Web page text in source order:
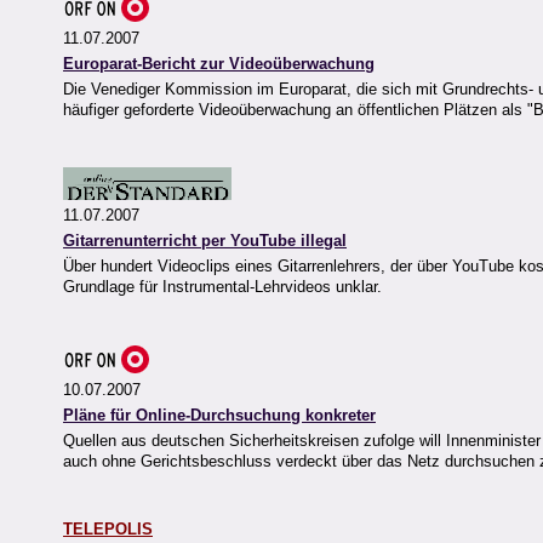
11.07.2007
Europarat-Bericht zur Videoüberwachung
Die Venediger Kommission im Europarat, die sich mit
häufiger geforderte Videoüberwachung an öffentlichen Plätzen als
11.07.2007
Gitarrenunterricht per YouTube illegal
Über hundert Videoclips eines Gitarrenlehrers, der über YouTube
Grundlage für Instrumental-Lehrvideos unklar.
10.07.2007
Pläne für Online-Durchsuchung konkreter
Quellen aus deutschen Sicherheitskreisen zufolge will
auch ohne Gerichtsbeschluss verdeckt über das Netz durchsuchen
TELEPOLIS